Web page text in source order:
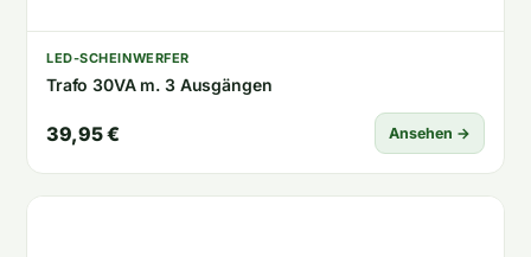
LED-SCHEINWERFER
Trafo 30VA m. 3 Ausgängen
39,95 € Ansehen →